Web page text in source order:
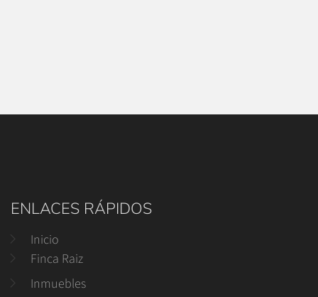
ENLACES RÁPIDOS
Inicio
Finca Raiz
Inmuebles